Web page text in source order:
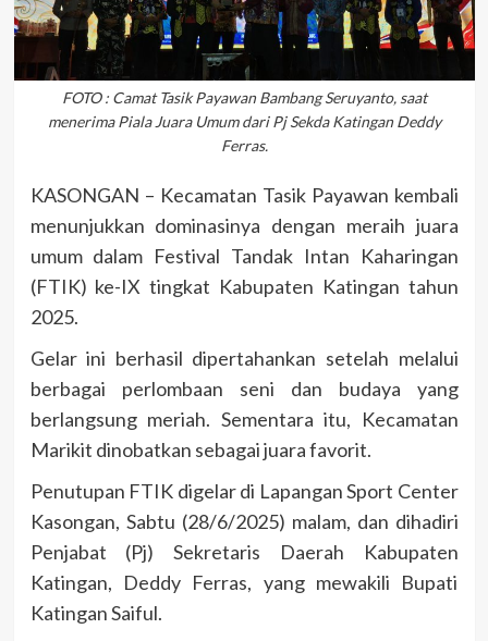
FOTO : Camat Tasik Payawan Bambang Seruyanto, saat
menerima Piala Juara Umum dari Pj Sekda Katingan Deddy
Ferras.
KASONGAN – Kecamatan Tasik Payawan kembali
menunjukkan dominasinya dengan meraih juara
umum dalam Festival Tandak Intan Kaharingan
(FTIK) ke-IX tingkat Kabupaten Katingan tahun
2025.
Gelar ini berhasil dipertahankan setelah melalui
berbagai perlombaan seni dan budaya yang
berlangsung meriah. Sementara itu, Kecamatan
Marikit dinobatkan sebagai juara favorit.
Penutupan FTIK digelar di Lapangan Sport Center
Kasongan, Sabtu (28/6/2025) malam, dan dihadiri
Penjabat (Pj) Sekretaris Daerah Kabupaten
Katingan, Deddy Ferras, yang mewakili Bupati
Katingan Saiful.